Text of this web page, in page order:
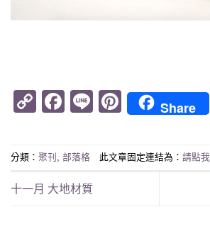
CopyFacebook
LinePinterest
Share
分類： 聚刊 部落格 此文章固定連結為： 請點我
十一月 大地材質